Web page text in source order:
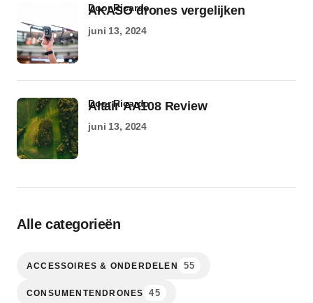
AKASO drones vergelijken
door Ricardo
juni 13, 2024
Altair AA108 Review
door Ricardo
juni 13, 2024
Alle categorieën
ACCESSOIRES & ONDERDELEN 55
CONSUMENTENDRONES 45